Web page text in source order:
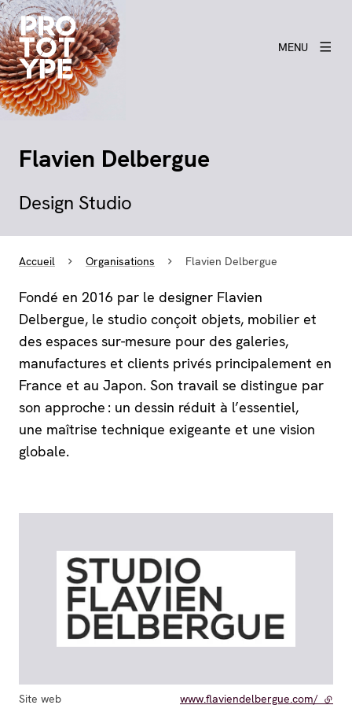
MENU
Flavien Delbergue
Design Studio
Accueil Organisations Flavien Delbergue
Fondé en 2016 par le designer Flavien
Delbergue, le studio conçoit objets, mobilier et
des espaces sur-mesure pour des galeries,
manufactures et clients privés principalement en
France et au Japon. Son travail se distingue par
son approche : un dessin réduit à l’essentiel,
une maîtrise technique exigeante et une vision
globale.
Site web www.flaviendelbergue.com/ - lien